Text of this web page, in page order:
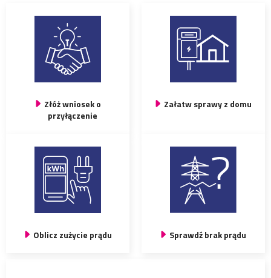
Złóż wniosek o
przyłączenie
Załatw sprawy z domu
Oblicz zużycie prądu Sprawdź brak prądu